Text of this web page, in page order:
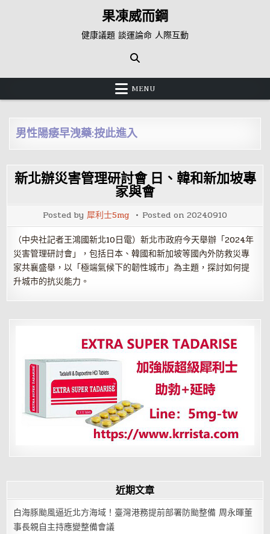
果凍威而鋼
健康議題 談運論命 人際互動
MENU
男性陽痿早洩藥:按此進入
新北辦災害管理研討會 日、韓和新加坡專
家與會
Posted by 犀利士5mg Posted on 20240910
（中央社記者王鴻國新北10日電）新北市政府今天舉辦「2024年
災害管理研討會」，包括日本、韓國和新加坡等國內外防救災專
家共襄盛舉，以「極端氣候下的韌性城市」為主題，探討如何提
升城市的抗災能力。
近期文章
白海豚颱風逼近北方海域！臺灣港務提前部署防颱整備 周永暉董
事長親自主持應變整備會議